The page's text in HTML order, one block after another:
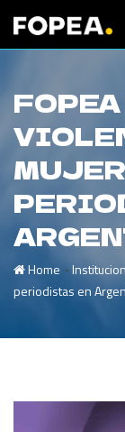
Home -
periodistas en